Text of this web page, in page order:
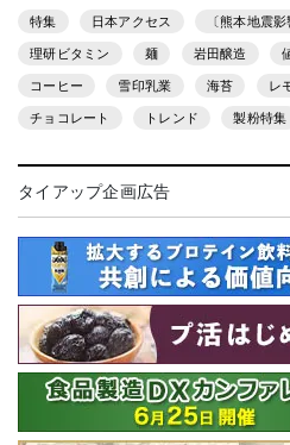
特集 日本アクセス 〔熊本地震影
理研ビタミン 麺 岩田醸造
コーヒー 雪印乳業 海苔 レ
チョコレート トレンド 製粉特集
タイアップ企画広告